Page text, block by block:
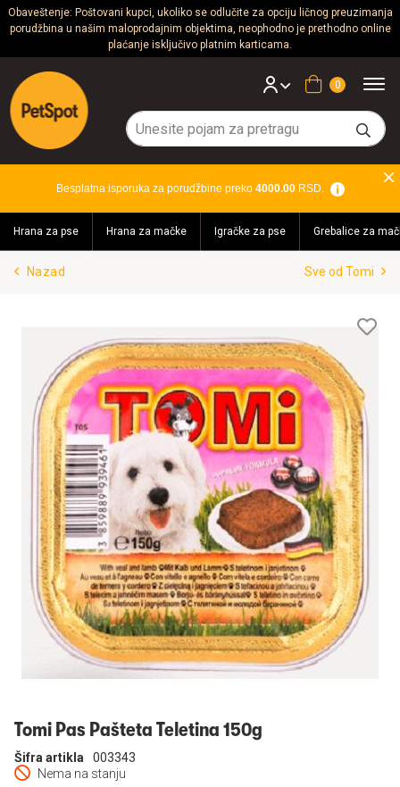
Obaveštenje: Poštovani kupci, ukoliko se odlučite za opciju ličnog preuzimanja
porudžbina u našim maloprodajnim objektima, neophodno je prethodno online
plaćanje isključivo platnim karticama.
Psi
Mačke
Glodari
Akvaristika
Teraristika
Brendovi
Akcija!
Prijavi se
Korpa
Besplatna isporuka za porudžbine preko 4000.00RSD.
Hrana za pse Hrana za mačke Igračke za pse Grebalice za
Nazad Sve od Tomi
Tomi Pas Pašteta Teletina 150g
Nema na stanju
Šifra artikla 003343